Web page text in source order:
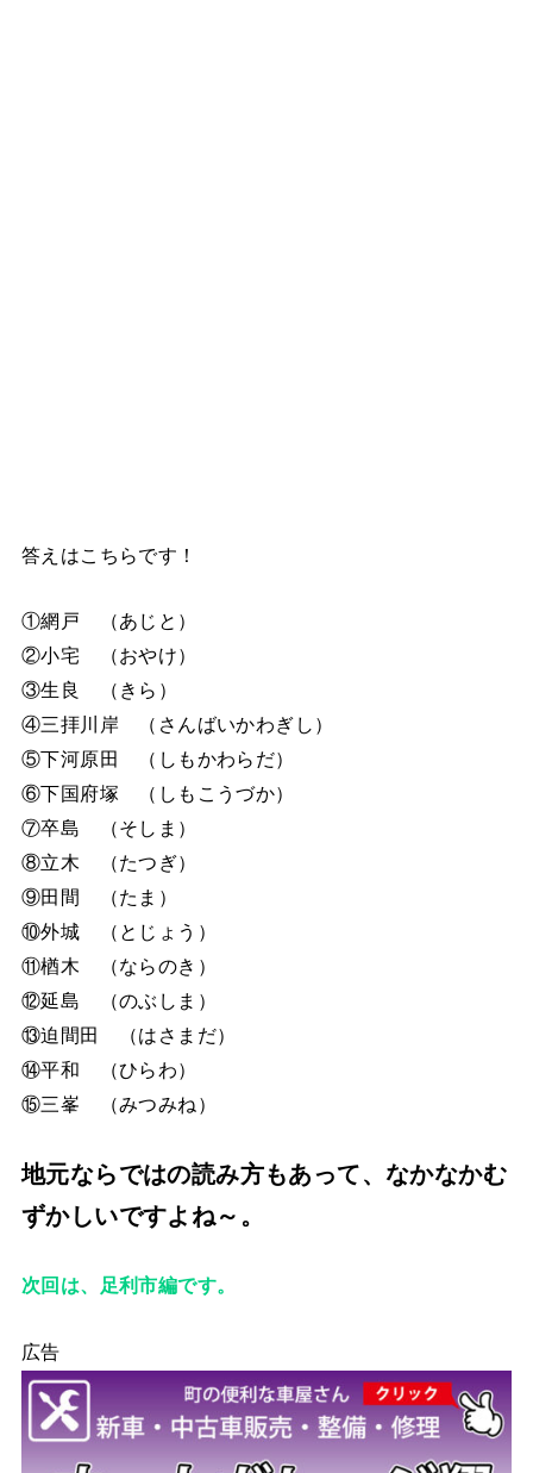
答えはこちらです！
①網戸 （あじと）
②小宅 （おやけ）
③生良 （きら）
④三拝川岸 （さんばいかわぎし）
⑤下河原田 （しもかわらだ）
⑥下国府塚 （しもこうづか）
⑦卒島 （そしま）
⑧立木 （たつぎ）
⑨田間 （たま）
⑩外城 （とじょう）
⑪楢木 （ならのき）
⑫延島 （のぶしま）
⑬迫間田 （はさまだ）
⑭平和 （ひらわ）
⑮三峯 （みつみね）
地元ならではの読み方もあって、なかなかむ
ずかしいですよね～。
次回は、足利市編です。
広告